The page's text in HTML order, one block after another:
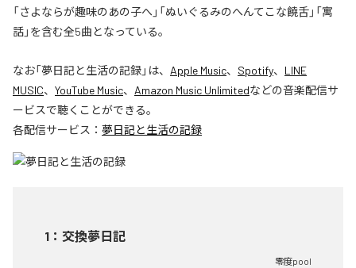
「さよならが趣味のあの子へ」「ぬいぐるみのへんてこな饒舌」「寓
話」を含む全5曲となっている。
なお「夢日記と生活の記録」は、 Apple Music、 Spotify、 LINE
MUSIC、 YouTube Music、 Amazon Music Unlimitedなどの音楽配信サ
ービスで聴くことができる。
各配信サービス： 夢日記と生活の記録
1 ： 交換夢日記
零度pool